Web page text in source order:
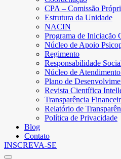
CPA – Comissão
Estrutura da Unidade
NACIN
Programa de Iniciação
Núcleo de Apoio
Regimento
Responsabilidade
Núcleo de
Plano de
Revista Científica
Transparência
Relatório de
Política de Privacidade
Blog
Contato
INSCREVA-SE